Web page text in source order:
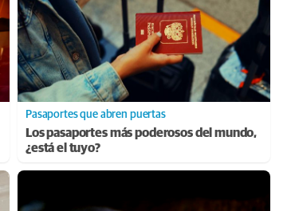
Pasaportes que abren puertas
Los pasaportes más poderosos del mundo,
¿está el tuyo?